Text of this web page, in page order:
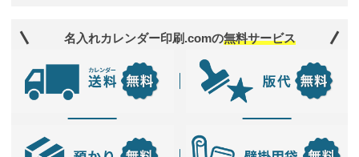
名入れカレンダー印刷.comの無料サービス